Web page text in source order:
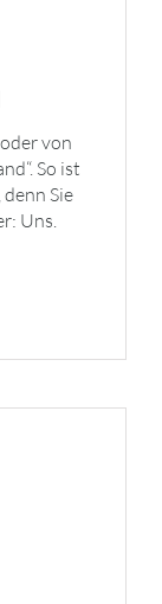
von
So ist
Sie
Uns.